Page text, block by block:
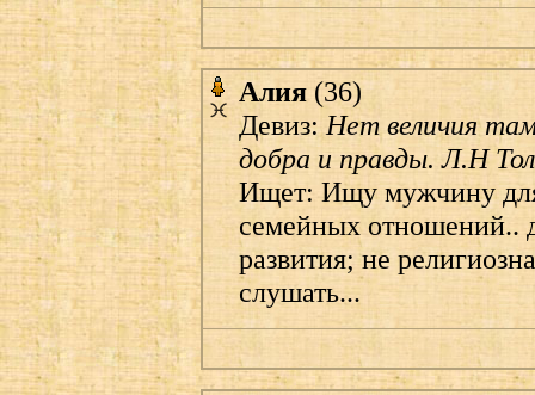
Алия (36)
Девиз:Нет величия
добра и правды. Л.Н
Ищет: Ищу мужчину
семейных отношений..
развития; не
слушать...